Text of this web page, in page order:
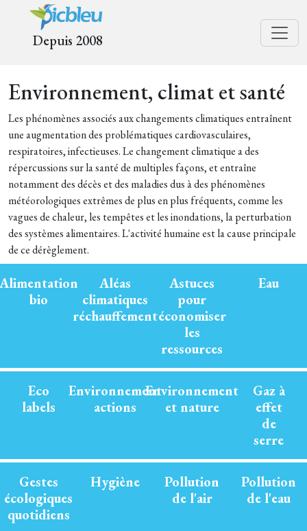
Depuis 2008
Environnement, climat et santé
Les phénomènes associés aux changements climatiques entraînent
une augmentation des problématiques cardiovasculaires,
respiratoires, infectieuses. Le changement climatique a des
répercussions sur la santé de multiples façons, et entraîne
notamment des décès et des maladies dus à des phénomènes
météorologiques extrêmes de plus en plus fréquents, comme les
vagues de chaleur, les tempêtes et les inondations, la perturbation
des systèmes alimentaires. L'activité humaine est la cause principale
de ce dérèglement.
bio
Aléas
climatiques
réchauffement
Astuces
pour
économiser
les
ressources
Eau
Eco
labels
Environnement
actions
Environnement
et nature
Gaz à
effet
de
serre
Gestes
écologiques
quotidiens
Hygiène
Pollution
de l'air
Pollution
de l'eau